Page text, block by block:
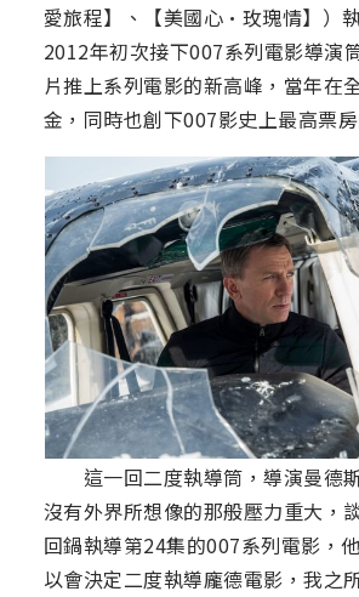
愛旅程】、【美國心·玫瑰情】）
2012年初次接下007系列電影導演
片推上系列電影的新高峰，當年在
金，同時也創下007影史上最高票
這一回二度執導筒，導演曼德
沒有外界所想像的那般壓力重大，
回鍋執導第24集的007系列電影，
以會決定二度執導龐德電影，我之